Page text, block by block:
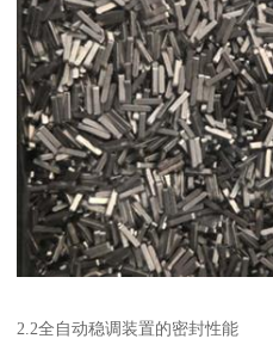
2.2全自动稳调装置的密封性能